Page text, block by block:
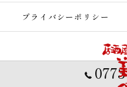
プライバシーポリシー